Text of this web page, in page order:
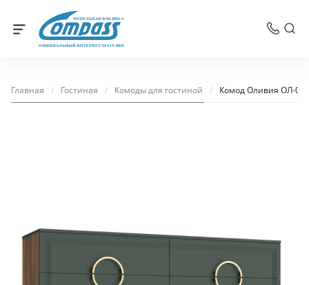
МЕБЕЛЬНАЯ ФАБРИКА
ОФИЦИАЛЬНЫЙ ИНТЕРНЕТ-МАГАЗИН
Главная / Гостиная / Комоды для гостиной / Комод Оливия ОЛ-07